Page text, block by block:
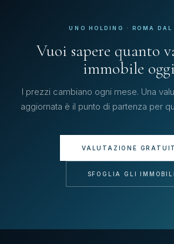
UNO HOLDING · ROMA
Vuoi sapere quanto
immobile
I prezzi cambiano ogni mese. Una
aggiornata è il punto di partenza per
VALUTAZIONE
SFOGLIA GLI IMMOBILI